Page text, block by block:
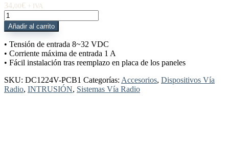
34,00€ + IVA
DC1224V-
PCB1
Módulo
alimentación
12-
24
HUB/HUBPLUS
y
Añadir al carrito
• Tensión de entrada 8~32 VDC
• Corriente máxima de entrada 1 A
• Fácil instalación tras reemplazo en placa de los paneles
SKU: DC1224V-PCB1 Categorías: Accesorios, Dispositivos Vía
Radio, INTRUSIÓN, Sistemas Vía Radio